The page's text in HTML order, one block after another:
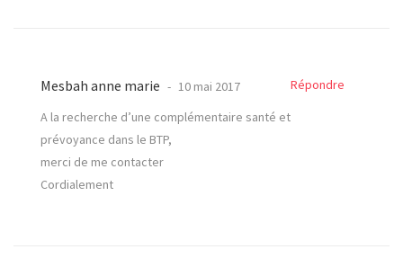
Mesbah anne marie 10 mai 2017
Répondre
A la recherche d’une complémentaire santé et
prévoyance dans le BTP,
merci de me contacter
Cordialement